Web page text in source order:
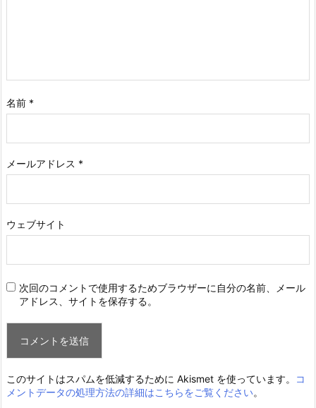
名前 *
メールアドレス *
ウェブサイト
次回のコメントで使用するためブラウザーに自分の名前、メール
アドレス、サイトを保存する。
このサイトはスパムを低減するために Akismet を使っています。
コ
メントデータの処理方法の詳細はこちらをご覧ください。